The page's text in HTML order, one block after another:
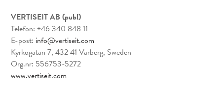
VERTISEIT AB (publ)
Telefon: +46 340 848 11
E-post: info@vertiseit.com
Kyrkogatan 7, 432 41 Varberg, Sweden
Org.nr: 556753-5272
www.vertiseit.com